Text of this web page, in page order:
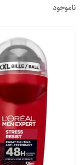
ناموجود